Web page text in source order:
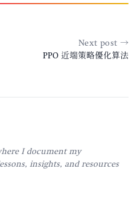
Next post →
PPO 近端策略優化算法
I document my
insights, and resources